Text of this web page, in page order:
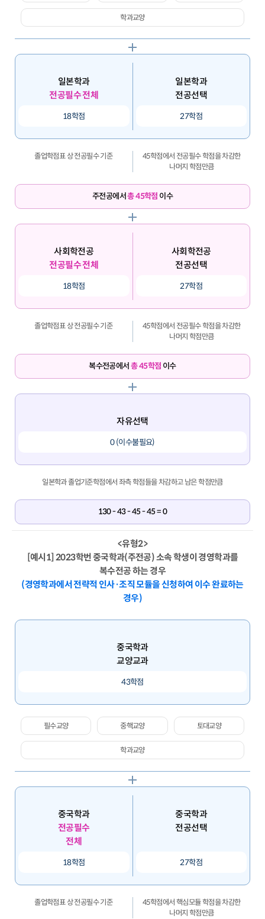
학과교양
일본학과
전공필수 전체
18학점
일본학과
전공선택
27학점
졸업학점표 상 전공필수 기준
45학점에서 전공필수 학점을 차감한
나머지 학점만큼
주전공에서총 45학점 이수
사회학전공
전공필수 전체
18학점
사회학전공
전공선택
27학점
졸업학점표 상 전공필수 기준
45학점에서 전공필수 학점을 차감한
나머지 학점만큼
복수전공에서총 45학점 이수
자유선택
0 (이수불필요)
일본학과 졸업기준학점에서 좌측 학점들을 차감하고 남은 학점만큼
130 - 43 - 45 - 45 = 0
<유형2>
[예시1] 2023학번 중국학과(주전공) 소속 학생이 경영학과를
복수전공 하는 경우
(경영학과에서 전략적 인사·조직 모듈을 신청하여 이수 완료하는
경우)
중국학과
교양교과
43학점
필수교양 중핵교양 토대교양
학과교양
중국학과
전공필수
전체
18학점
중국학과
전공선택
27학점
졸업학점표 상 전공필수 기준
45학점에서 핵심모듈 학점을 차감한
나머지 학점만큼